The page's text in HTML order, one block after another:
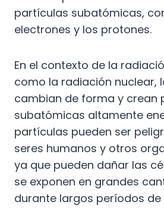
partículas subatómicas,
electrones y los protones.
En el contexto de la
como la radiación nuclear,
cambian de forma y crean
subatómicas altamente
partículas pueden ser
seres humanos y otros
ya que pueden dañar las
se exponen en grandes
durante largos períodos de